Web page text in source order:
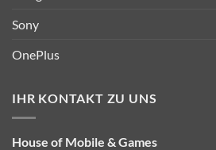
Sony
OnePlus
IHR KONTAKT ZU UNS
House of Mobile & Games